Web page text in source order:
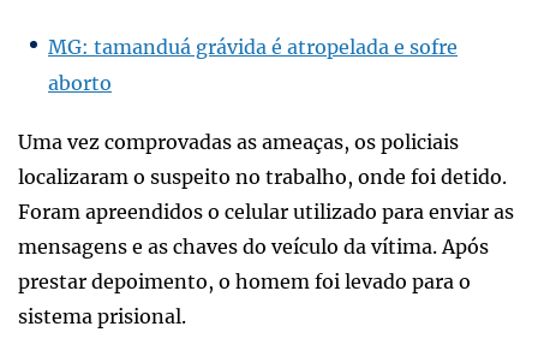
MG: tamanduá grávida é atropelada e sofre
aborto
Uma vez comprovadas as ameaças, os policiais
localizaram o suspeito no trabalho, onde foi detido.
Foram apreendidos o celular utilizado para enviar as
mensagens e as chaves do veículo da vítima. Após
prestar depoimento, o homem foi levado para o
sistema prisional.